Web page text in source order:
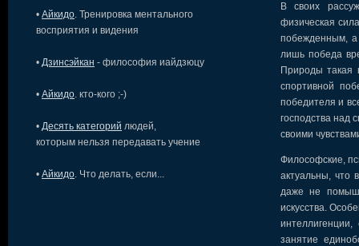
• Айкидо. Тренировка ментального
восприятия и видения
• Дзинсэйкан - философия иайдзюцу
• Айкидо. кто-кого ;-)
• Десять категорий людей,
которым нельзя передавать учение
• Айкидо. Что делать, если...
В своих
физическая
побежденным, а
лишь победа
Природы такая
спортивной
победителя и
господства над
своими
Философские,
актуальны, что
даже не
искусства.
занятие